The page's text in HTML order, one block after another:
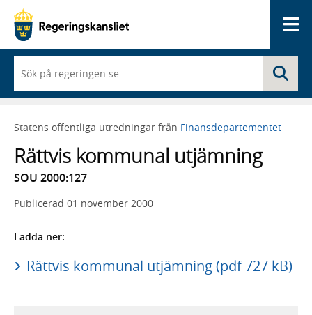
du
börjar
skriva
framträder
lista
med
sökförslag
Statens offentliga utredningar från Finansdepartementet
Rättvis kommunal utjämning
SOU 2000:127
Publicerad 01 november 2000
Ladda ner:
Rättvis kommunal utjämning (pdf 727 kB)